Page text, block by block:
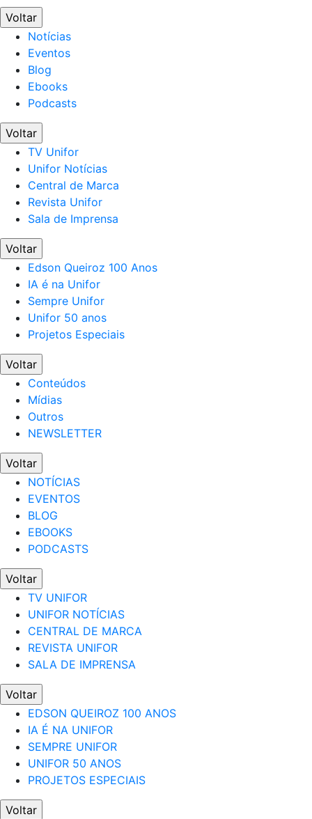
Voltar
Notícias
Eventos
Blog
Ebooks
Podcasts
Voltar
TV Unifor
Unifor Notícias
Central de Marca
Revista Unifor
Sala de Imprensa
Voltar
Edson Queiroz 100 Anos
IA é na Unifor
Sempre Unifor
Unifor 50 anos
Projetos Especiais
Voltar
Conteúdos
Mídias
Outros
NEWSLETTER
Voltar
NOTÍCIAS
EVENTOS
BLOG
EBOOKS
PODCASTS
Voltar
TV UNIFOR
UNIFOR NOTÍCIAS
CENTRAL DE MARCA
REVISTA UNIFOR
SALA DE IMPRENSA
Voltar
EDSON QUEIROZ 100 ANOS
IA É NA UNIFOR
SEMPRE UNIFOR
UNIFOR 50 ANOS
PROJETOS ESPECIAIS
Voltar